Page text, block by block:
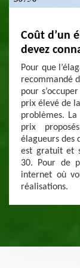
Coût d’un
devez
Pour que
recommandé
pour
prix élevé de
problèmes.
prix
élagueurs des
est gratuit et
30. Pour de
internet où
réalisations.